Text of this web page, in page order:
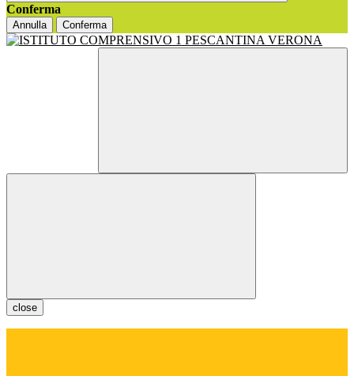
Conferma
Annulla Conferma
close